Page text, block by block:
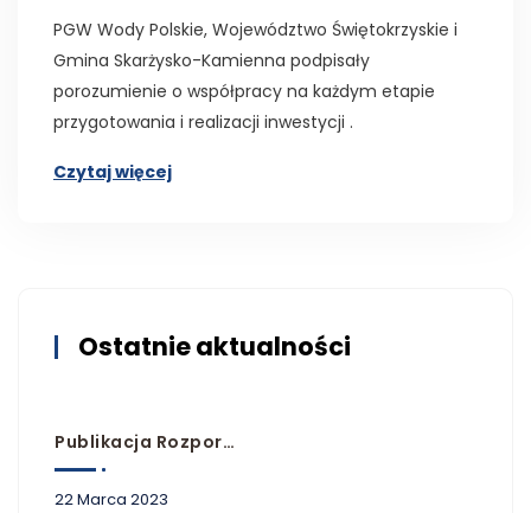
PGW Wody Polskie, Województwo Świętokrzyskie i
Gmina Skarżysko-Kamienna podpisały
porozumienie o współpracy na każdym etapie
przygotowania i realizacji inwestycji .
Czytaj więcej
Ostatnie aktualności
Publikacja Rozporządzeń Przyjmujących Plany Zarządzania Ryzykiem Powodziowym
22 Marca 2023